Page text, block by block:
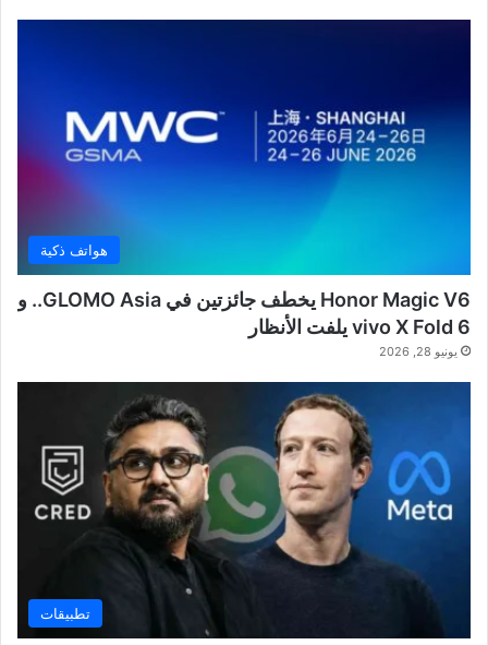
هواتف ذكية
Honor Magic V6 يخطف جائزتين في GLOMO Asia.. و
vivo X Fold 6 يلفت الأنظار
يونيو 28, 2026
تطبيقات